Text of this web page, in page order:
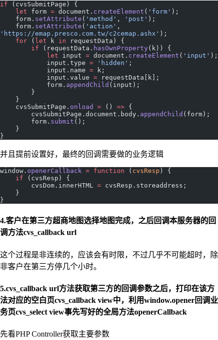
if (cvsSubmitPage) {
    let
form = document. createElement ( 'form' );
    form.
setAttribute ( 'method' , 'post' );
    form.
setAttribute ( 'action'
'https://emap.presco.com.tw/c2cemap.ashx' );
    for
( let k in requestData) {
        if
(requestData. hasOwnProperty(k)) {
            let
input = document. createElement ( 'input' );
            input.type
= 'hidden' ;
            input.name
= k;
            input.value
= requestData[k];
            form.
appendChild (input);
        }
    }
    cvsSubmitPage.
onload = () => {
        cvsSubmitPage.document.body.
appendChild (form);
        form.
submit ();
    }
}
并且提前设置好，最终的回调需要做的业务逻辑
window. openerCallback = function ( cvsResp ) {
    if
(cvsResp) {
        cvsDom.innerHTML
= cvsResp.storeaddress;
    }
}
4.客户在第三方超商地图选择地图完成，之后回调本服务器的回
调方法cvs_callback url
这个过程是非连续的，应该会有时限，不过几乎不可能超时，除
非客户在第三方停几个小时。
5.cvs_callback url方法获取第三方的回调参数之后，打印在该方
法对应的空白页cvs_callback view中，利用window.opener回调业
务页cvs_select view事先写好的全局方法openerCallback
先看PHP Controller获取主要参数